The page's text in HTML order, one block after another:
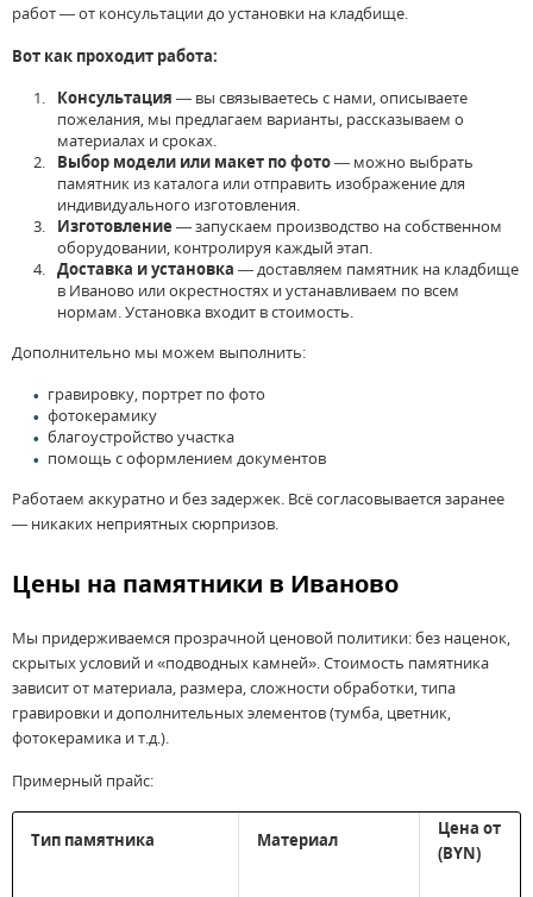
работ — от консультации до установки на кладбище.
Вот как проходит работа:
Консультация — вы связываетесь с нами, описываете
пожелания, мы предлагаем варианты, рассказываем о
материалах и сроках.
Выбор модели или макет по фото— можно выбрать
памятник из каталога или отправить изображение для
индивидуального изготовления.
Изготовление— запускаем производство на собственном
оборудовании, контролируя каждый этап.
Доставка и установка — доставляем памятник на кладбище
в Иваново или окрестностях и устанавливаем по всем
нормам. Установка входит в стоимость.
Дополнительно мы можем выполнить:
гравировку, портрет по фото
фотокерамику
благоустройство участка
помощь с оформлением документов
Работаем аккуратно и без задержек. Всё согласовывается заранее
— никаких неприятных сюрпризов.
Цены на памятники в Иваново
Мы придерживаемся прозрачной ценовой политики: без наценок,
скрытых условий и «подводных камней». Стоимость памятника
зависит от материала, размера, сложности обработки, типа
гравировки и дополнительных элементов (тумба, цветник,
фотокерамика и т.д.).
Примерный прайс:
Тип памятника Материал
Цена от
(BYN)